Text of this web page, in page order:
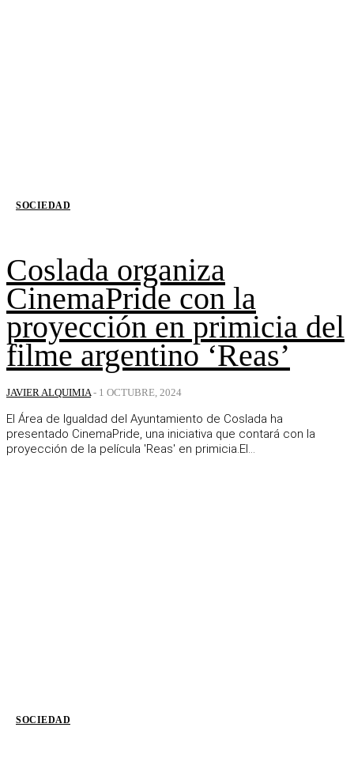
SOCIEDAD
Coslada organiza
CinemaPride con la
proyección en primicia del
filme argentino ‘Reas’
JAVIER ALQUIMIA - 1 OCTUBRE, 2024
El Área de Igualdad del Ayuntamiento de Coslada ha
presentado CinemaPride, una iniciativa que contará con la
proyección de la película 'Reas' en primicia.El...
SOCIEDAD